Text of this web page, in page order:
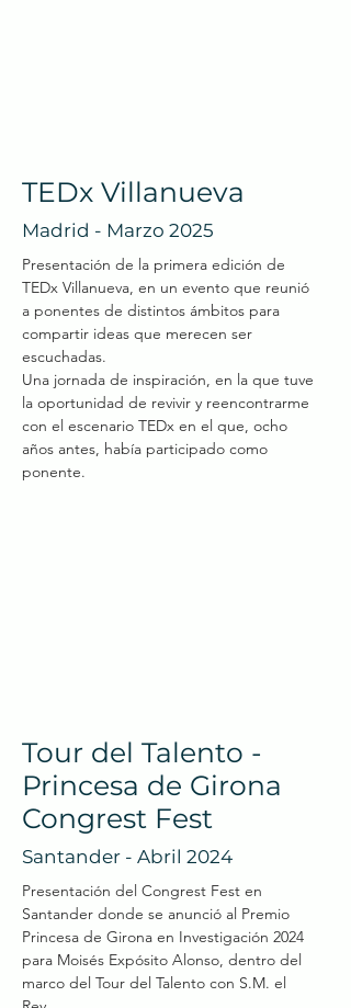
TEDx Villanueva
Madrid - Marzo 2025
Presentación de la primera edición de
TEDx Villanueva, en un evento que reunió
a ponentes de distintos ámbitos para
compartir ideas que merecen ser
escuchadas.
Una jornada de inspiración, en la que tuve
la oportunidad de revivir y reencontrarme
con el escenario TEDx en el que, ocho
años antes, había participado como
ponente.
Tour del Talento -
Princesa de Girona
Congrest Fest
Santander - Abril 2024
Presentación del Congrest Fest en
Santander donde se anunció al Premio
Princesa de Girona en Investigación 2024
para Moisés Expósito Alonso, dentro del
marco del Tour del Talento con S.M. el